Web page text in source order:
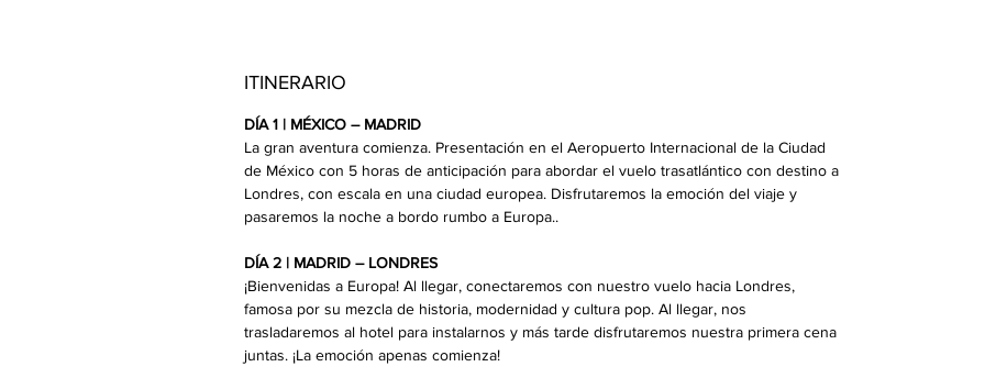
ITINERARIO
DÍA 1 | MÉXICO – MADRID
La gran aventura comienza. Presentación en el Aeropuerto Internacional de la Ciudad
de México con 5 horas de anticipación para abordar el vuelo trasatlántico con destino a
Londres, con escala en una ciudad europea. Disfrutaremos la emoción del viaje y
pasaremos la noche a bordo rumbo a Europa..
DÍA 2 | MADRID – LONDRES
¡Bienvenidas a Europa! Al llegar, conectaremos con nuestro vuelo hacia Londres,
famosa por su mezcla de historia, modernidad y cultura pop. Al llegar, nos
trasladaremos al hotel para instalarnos y más tarde disfrutaremos nuestra primera cena
juntas. ¡La emoción apenas comienza!